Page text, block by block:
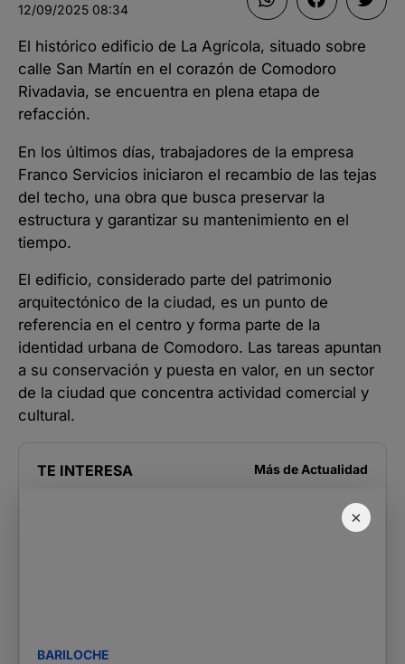
×
12/09/2025 08:34
El histórico edificio de La Agrícola, situado sobre
calle San Martín en el corazón de Comodoro
Rivadavia, se encuentra en plena etapa de
refacción.
En los últimos días, trabajadores de la empresa
Franco Servicios iniciaron el recambio de las tejas
del techo, una obra que busca preservar la
estructura y garantizar su mantenimiento en el
tiempo.
El edificio, considerado parte del patrimonio
arquitectónico de la ciudad, es un punto de
referencia en el centro y forma parte de la
identidad urbana de Comodoro. Las tareas apuntan
a su conservación y puesta en valor, en un sector
de la ciudad que concentra actividad comercial y
cultural.
TE INTERESA Más de Actualidad
BARILOCHE